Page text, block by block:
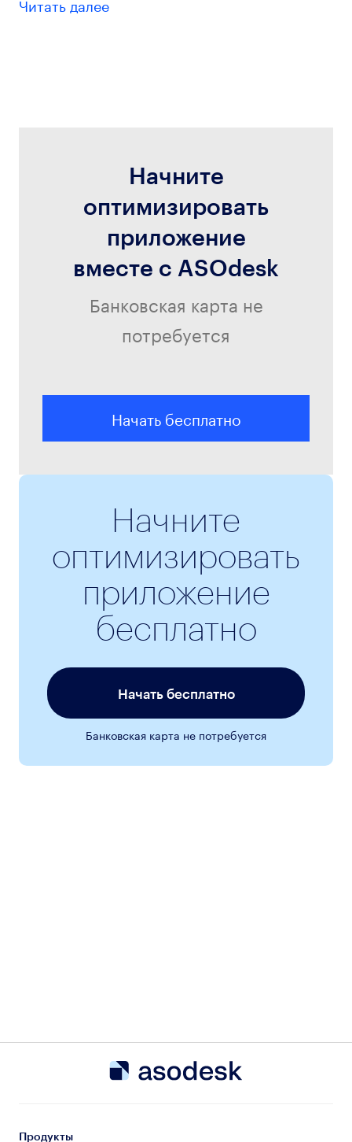
Начните
оптимизировать
приложение
вместе с ASOdesk
Банковская карта не
потребуется
Начать бесплатно
Начните
оптимизировать
приложение
бесплатно
Начать бесплатно
Банковская карта не потребуется
Продукты